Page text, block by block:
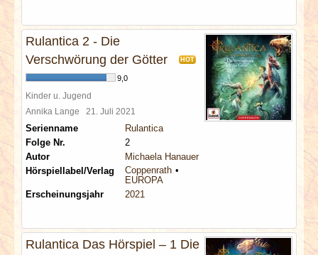
Rulantica 2 - Die
Verschwörung der Götter
HOT
9,0
Kinder u. Jugend
Annika Lange 21. Juli 2021
Serienname
Rulantica
Folge Nr.
2
Autor
Michaela Hanauer
Hörspiellabel/Verlag
Coppenrath
EUROPA
Erscheinungsjahr
2021
Rulantica Das Hörspiel – 1 Die